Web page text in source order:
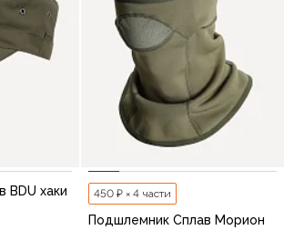
BDU хаки
450 ₽ × 4 части
Подшлемник Сплав Морион